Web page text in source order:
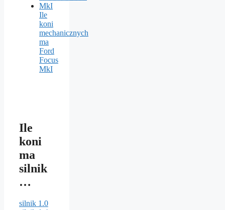
Ile
koni
mechanicznych
ma
Ford
Focus
MkI
Ile
koni
ma
silnik
…
silnik 1.0